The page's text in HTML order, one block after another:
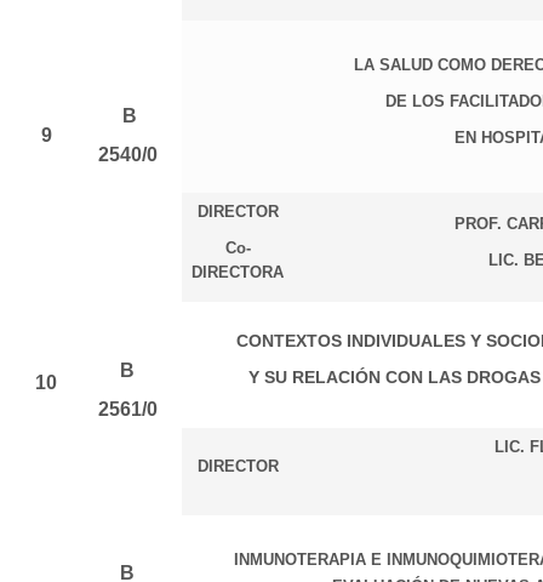
9
B
2540/0
LA SALUD COMO
DE LOS
EN
DIRECTOR
Co-
DIRECTORA
PROF.
LIC.
10
B
2561/0
CONTEXTOS INDIVIDUALES Y
Y SU RELACIÓN CON LAS
DIRECTOR
LIC.
B
INMUNOTERAPIA E